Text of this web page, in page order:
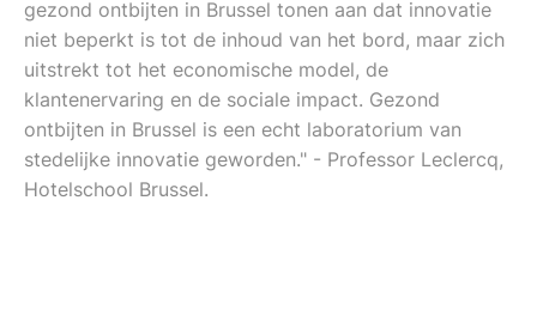
gezond ontbijten in Brussel tonen aan dat innovatie
niet beperkt is tot de inhoud van het bord, maar zich
uitstrekt tot het economische model, de
klantenervaring en de sociale impact. Gezond
ontbijten in Brussel is een echt laboratorium van
stedelijke innovatie geworden." - Professor Leclercq,
Hotelschool Brussel.